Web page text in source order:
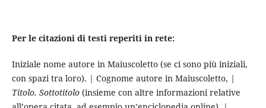
Per le citazioni di testi reperiti in rete:
Iniziale nome autore in Maiuscoletto (se ci sono più iniziali,
con spazi tra loro). | Cognome autore in Maiuscoletto, |
Titolo. Sottotitolo (insieme con altre informazioni relative